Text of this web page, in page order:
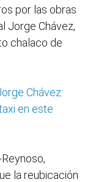
por las obras
Jorge Chávez,
chalaco de
Chávez:
en este
la reubicación